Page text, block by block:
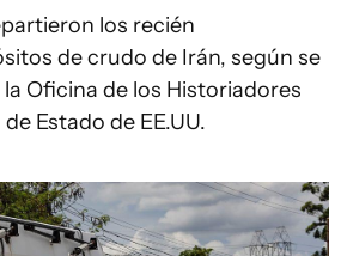
los recién
de crudo de Irán, según se
la Oficina de los Historiadores
Estado de EE.UU.